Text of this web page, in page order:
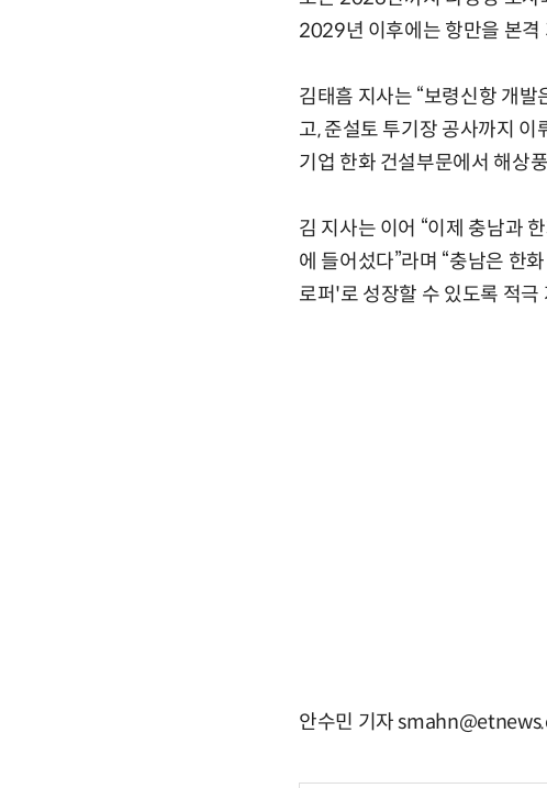
2029년 이후에는 항만을 본격
김태흠 지사는 “보령신항 개
고, 준설토 투기장 공사까지 이
기업 한화 건설부문에서 해상
김 지사는 이어 “이제 충남과
에 들어섰다”라며 “충남은 한
로퍼'로 성장할 수 있도록 적극
안수민 기자